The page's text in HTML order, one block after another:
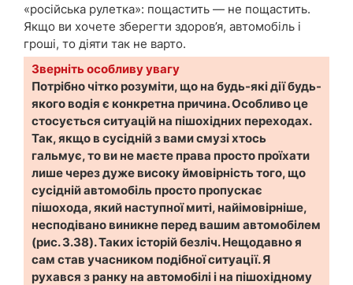
«російська рулетка»: пощастить — не пощастить.
Якщо ви хочете зберегти здоров’я, автомобіль і
гроші, то діяти так не варто.
Зверніть особливу увагу
Потрібно чітко розуміти, що на будь-які дії будь-
якого водія є конкретна причина. Особливо це
стосується ситуацій на пішохідних переходах.
Так, якщо в сусідній з вами смузі хтось
гальмує, то ви не маєте права просто проїхати
лише через дуже високу ймовірність того, що
сусідній автомобіль просто пропускає
пішохода, який наступної миті, найімовірніше,
несподівано виникне перед вашим автомобілем
(рис. 3.38). Таких історій безліч. Нещодавно я
сам став учасником подібної ситуації. Я
рухався з ранку на автомобілі і на пішохідному